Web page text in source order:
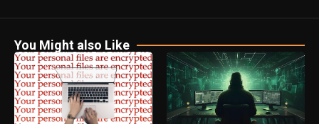
You Might also Like